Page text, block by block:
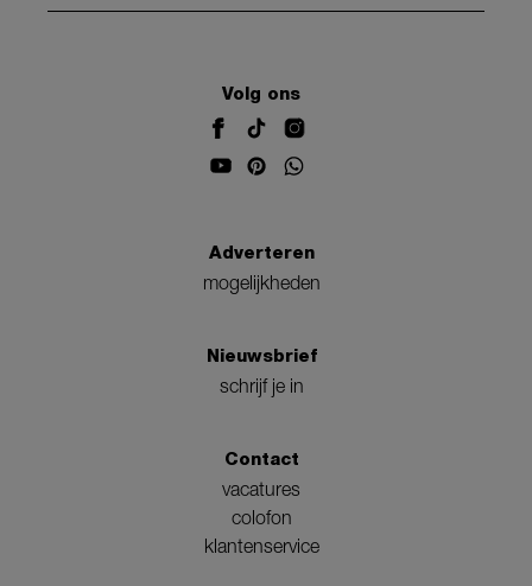
Volg ons
Adverteren
mogelijkheden
Nieuwsbrief
schrijf je in
Contact
vacatures
colofon
klantenservice